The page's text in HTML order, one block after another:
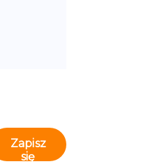
Zapisz
się